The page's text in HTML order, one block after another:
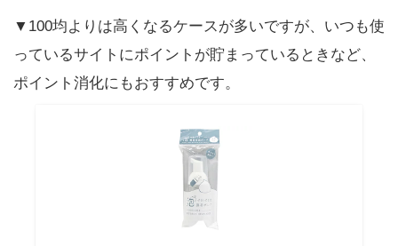
▼100均よりは高くなるケースが多いですが、いつも使
っているサイトにポイントが貯まっているときなど、
ポイント消化にもおすすめです。